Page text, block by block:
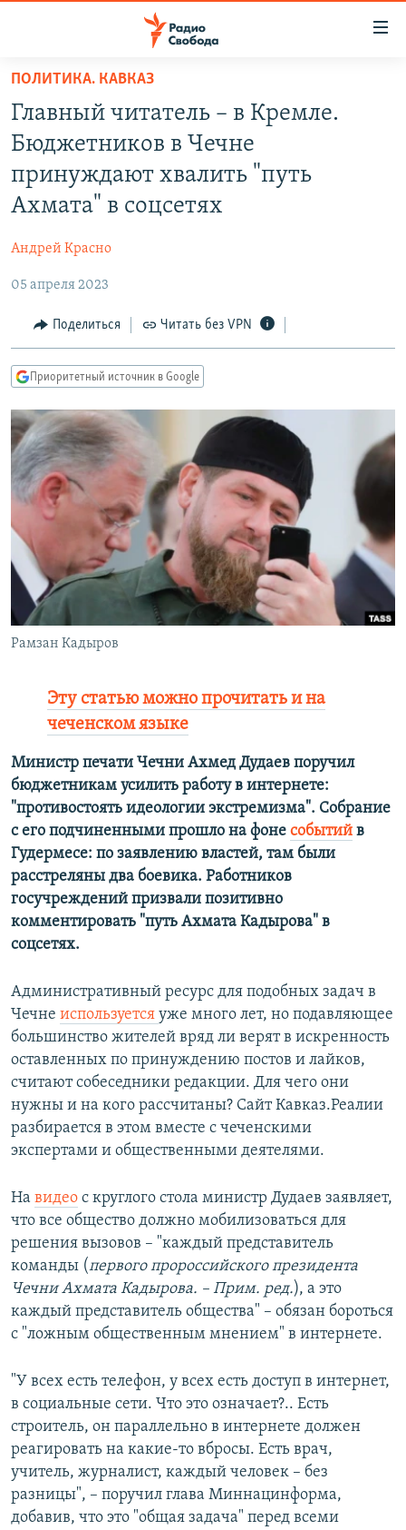
упрощенного
доступа
Вернуться
основному
содержанию
навигации
Вернутся
поиску
ЦИТАТЫ СВОБОДЫ
КУЛЬТУРА
IDEL.РЕАЛИИ
КАВКАЗ.РЕАЛИИ
СИБИРЬ.РЕАЛИИ
РАСПИСАНИЕ ВЕЩАНИЯ
ПОДПИШИТЕСЬ НА РАССЫЛКУ
СОЦИАЛЬНЫЕ СЕТИ
Все сайты РСЕ/РС
ПОЛИТИКА. КАВКАЗ
Главный читатель – в Кремле.
Бюджетников в Чечне
принуждают хвалить "путь
Ахмата" в соцсетях
Андрей Красно
05 апреля 2023
Поделиться Читать без VPN
Приоритетный источник в Google
Рамзан Кадыров
Эту статью можно прочитать и на
чеченском языке
Министр печати Чечни Ахмед Дудаев поручил
бюджетникам усилить работу в интернете:
"противостоять идеологии экстремизма". Собрание
с его подчиненными прошло на фоне событий в
Гудермесе: по заявлению властей, там были
расстреляны два боевика. Работников
госучреждений призвали позитивно
комментировать "путь Ахмата Кадырова" в
соцсетях.
Административный ресурс для подобных задач в
Чечне используется уже много лет, но подавляющее
большинство жителей вряд ли верят в искренность
оставленных по принуждению постов и лайков,
считают собеседники редакции. Для чего они
нужны и на кого рассчитаны? Сайт Кавказ.Реалии
разбирается в этом вместе с чеченскими
экспертами и общественными деятелями.
На видео с круглого стола министр Дудаев заявляет,
что все общество должно мобилизоваться для
решения вызовов – "каждый представитель
команды (первого пророссийского президента
Чечни Ахмата Кадырова. – Прим. ред.), а это
каждый представитель общества" – обязан бороться
с "ложным общественным мнением" в интернете.
"У всех есть телефон, у всех есть доступ в интернет,
в социальные сети. Что это означает?.. Есть
строитель, он параллельно в интернете должен
реагировать на какие-то вбросы. Есть врач,
учитель, журналист, каждый человек – без
разницы", – поручил глава Миннацинформа,
добавив, что это "общая задача" перед всеми